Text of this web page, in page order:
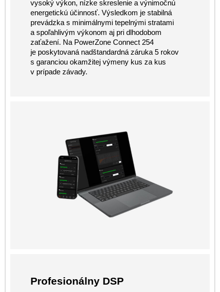
vysoký výkon, nízke skreslenie a výnimočnú
energetickú účinnosť. Výsledkom je stabilná
prevádzka s minimálnymi tepelnými stratami
a spoľahlivým výkonom aj pri dlhodobom
zaťažení. Na PowerZone Connect 254
je poskytovaná nadštandardná záruka 5 rokov
s garanciou okamžitej výmeny kus za kus
v prípade závady.
Profesionálny DSP